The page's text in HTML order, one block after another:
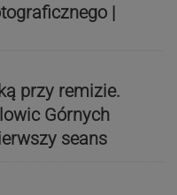
|
przy remizie.
Górnych
seans